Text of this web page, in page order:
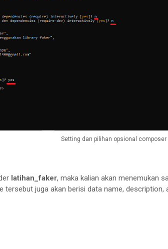
Setting dan pilihan opsional composer
latihan_faker, maka kalian akan menemukan
tersebut juga akan berisi data name,